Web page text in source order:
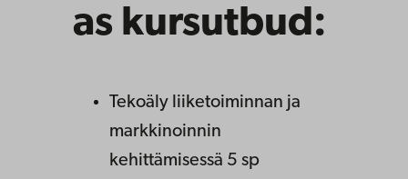
as kursutbud:
Tekoäly liiketoiminnan ja
markkinoinnin
kehittämisessä 5 sp